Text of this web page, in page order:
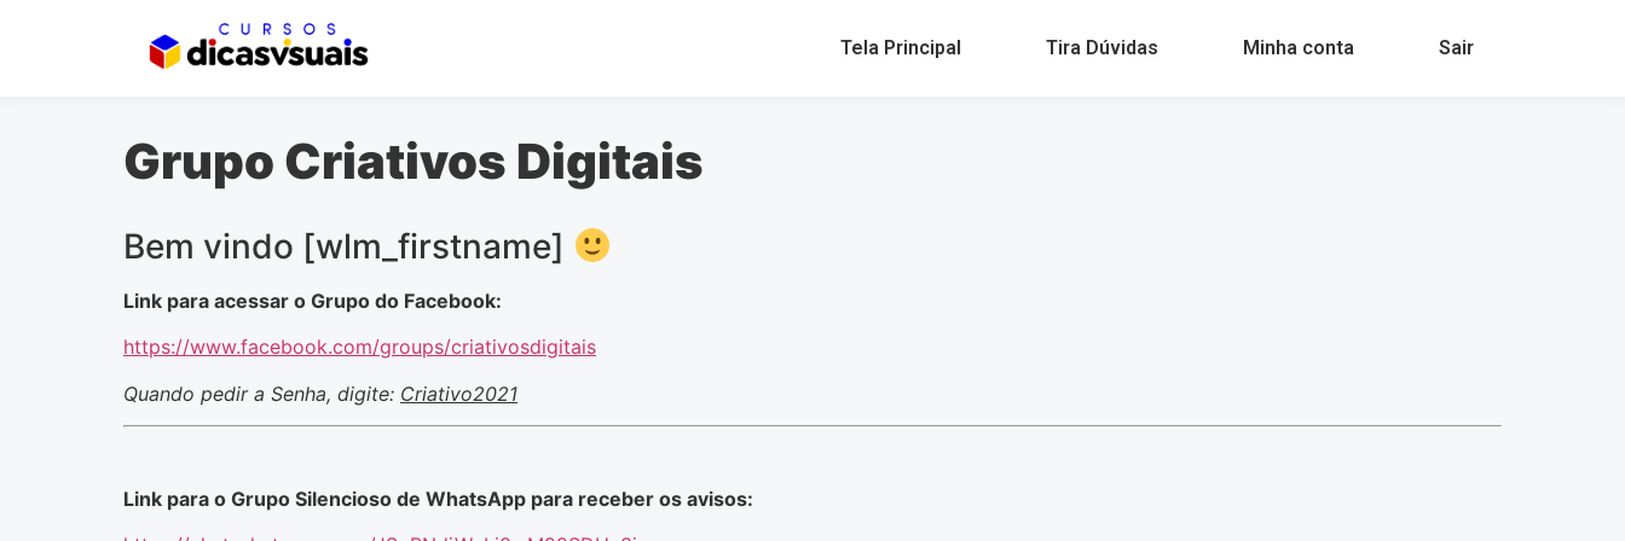
Tela Principal Tira Dúvidas Minha conta Sair
Grupo Criativos Digitais
Bem vindo [wlm_firstname]
Link para acessar o Grupo do Facebook:
https://www.facebook.com/groups/criativosdigitais
Quando pedir a Senha, digite: Criativo2021
Link para o Grupo Silencioso de WhatsApp para receber os avisos: